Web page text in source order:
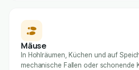
Mäuse
In Hohlräumen, Küchen und auf
mechanische Fallen oder schonende